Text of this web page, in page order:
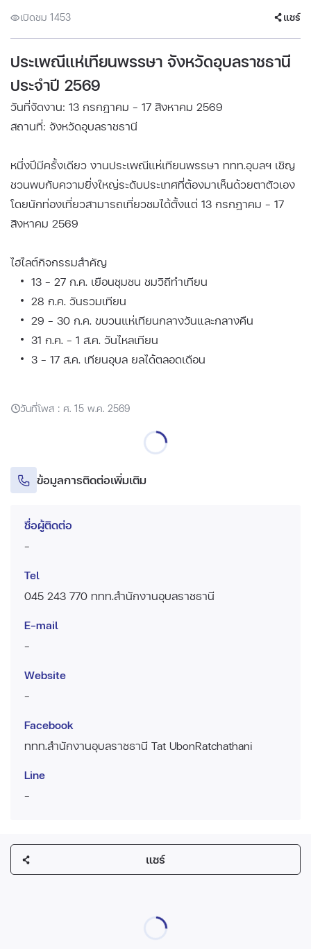
เปิดชม 1453 แชร์
ประเพณีแห่เทียนพรรษา จังหวัดอุบลราชธานี
ประจำปี 2569
วันที่จัดงาน: 13 กรกฎาคม - 17 สิงหาคม 2569
สถานที่: จังหวัดอุบลราชธานี
หนึ่งปีมีครั้งเดียว งานประเพณีแห่เทียนพรรษา ททท.อุบลฯ เชิญ
ชวนพบกับความยิ่งใหญ่ระดับประเทศที่ต้องมาเห็นด้วยตาตัวเอง
โดยนักท่องเที่ยวสามารถเที่ยวชมได้ตั้งแต่ 13 กรกฎาคม - 17
สิงหาคม 2569
ไฮไลต์กิจกรรมสำคัญ
13 - 27 ก.ค. เยือนชุมชน ชมวิถีทำเทียน
28 ก.ค. วันรวมเทียน
29 - 30 ก.ค. ขบวนแห่เทียนกลางวันและกลางคืน
31 ก.ค. - 1 ส.ค. วันไหลเทียน
3 - 17 ส.ค. เทียนอุบล ยลได้ตลอดเดือน
วันที่โพส : ศ. 15 พ.ค. 2569
ข้อมูลการติดต่อเพิ่มเติม
ชื่อผู้ติดต่อ
-
Tel
045 243 770 ททท.สำนักงานอุบลราชธานี
E-mail
-
Website
-
Facebook
ททท.สำนักงานอุบลราชธานี Tat UbonRatchathani
Line
-
แชร์